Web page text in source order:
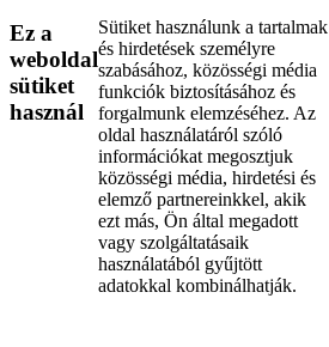
Ez a
weboldal
sütiket
használ
Sütiket használunk a tartalmak
és hirdetések személyre
szabásához, közösségi média
funkciók biztosításához és
forgalmunk elemzéséhez. Az
oldal használatáról szóló
információkat megosztjuk
közösségi média, hirdetési és
elemző partnereinkkel, akik
ezt más, Ön által megadott
vagy szolgáltatásaik
használatából gyűjtött
adatokkal kombinálhatják.